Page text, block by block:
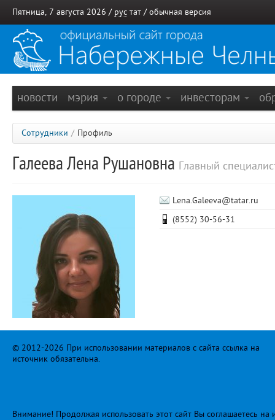
Пятница, 7 августа 2026 / рус тат / обычная версия
новости мэрия о городе инвесторам
Сотрудники / Профиль
Галеева Лена Рушановна Главный
Lena.Galeeva@tatar.ru
(8552) 30-56-31
© 2012-2026 При использовании материалов с сайта ссылка на
источник обязательна.
Внимание! Продолжая использовать этот сайт Вы соглашаетесь